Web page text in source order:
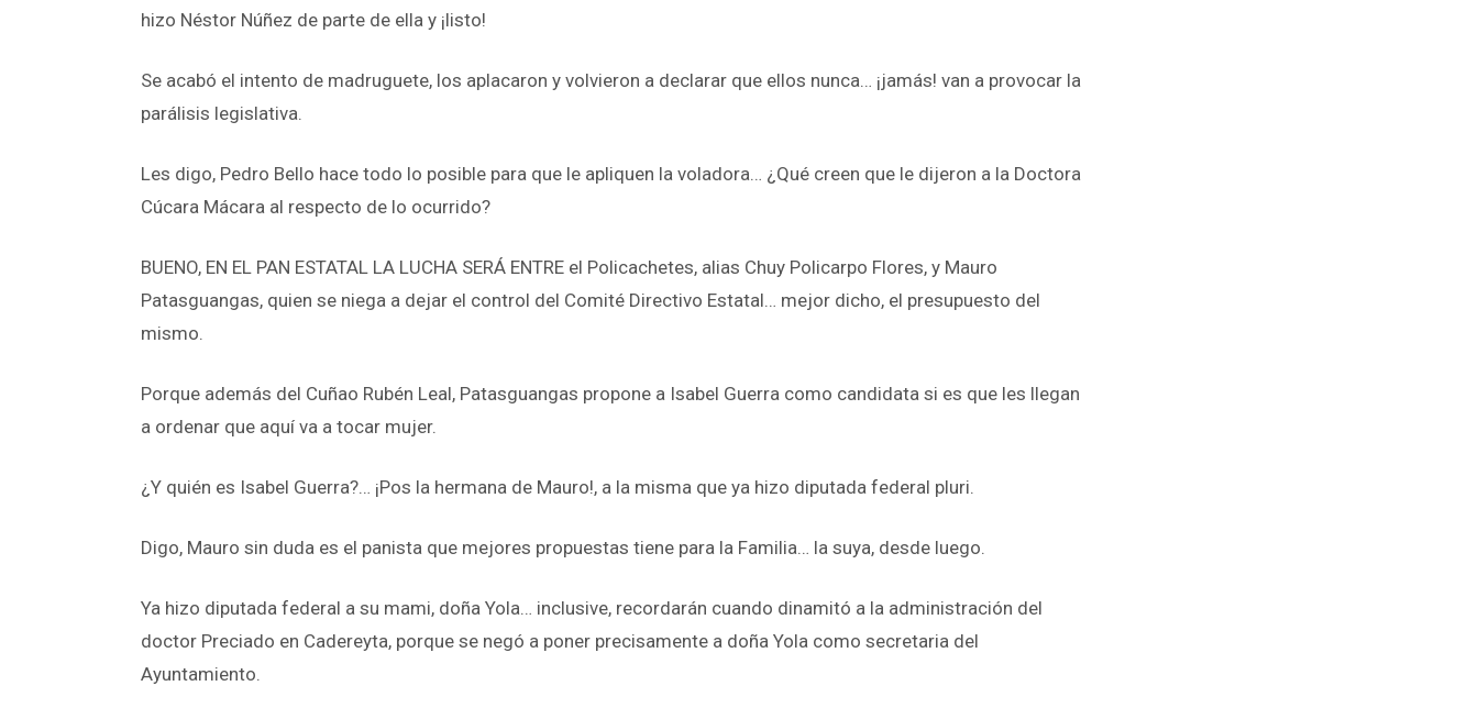
hizo Néstor Núñez de parte de ella y ¡listo!
Se acabó el intento de madruguete, los aplacaron y volvieron a declarar que ellos nunca… ¡jamás! van a provocar la
parálisis legislativa.
Les digo, Pedro Bello hace todo lo posible para que le apliquen la voladora… ¿Qué creen que le dijeron a la Doctora
Cúcara Mácara al respecto de lo ocurrido?
BUENO, EN EL PAN ESTATAL LA LUCHA SERÁ ENTRE el Policachetes, alias Chuy Policarpo Flores, y Mauro
Patasguangas, quien se niega a dejar el control del Comité Directivo Estatal… mejor dicho, el presupuesto del
mismo.
Porque además del Cuñao Rubén Leal, Patasguangas propone a Isabel Guerra como candidata si es que les llegan
a ordenar que aquí va a tocar mujer.
¿Y quién es Isabel Guerra?… ¡Pos la hermana de Mauro!, a la misma que ya hizo diputada federal pluri.
Digo, Mauro sin duda es el panista que mejores propuestas tiene para la Familia… la suya, desde luego.
Ya hizo diputada federal a su mami, doña Yola… inclusive, recordarán cuando dinamitó a la administración del
doctor Preciado en Cadereyta, porque se negó a poner precisamente a doña Yola como secretaria del
Ayuntamiento.